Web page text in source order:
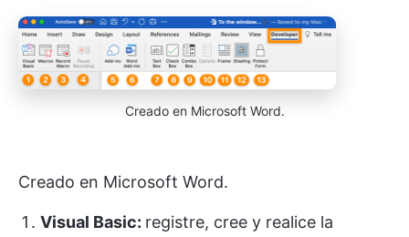
Creado en Microsoft Word.
Creado en Microsoft Word.
Visual Basic: registre, cree y realice la